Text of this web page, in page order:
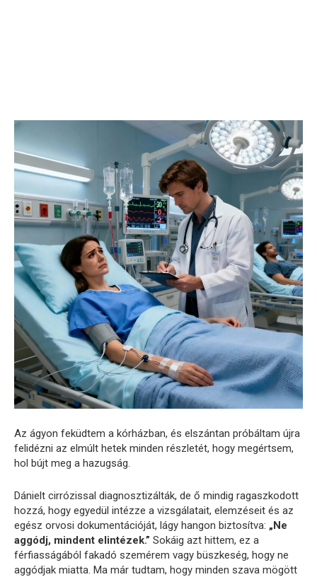
Az ágyon feküdtem a kórházban, és elszántan próbáltam újra
felidézni az elmúlt hetek minden részletét, hogy megértsem,
hol bújt meg a hazugság.
Dánielt cirrózissal diagnosztizálták, de ő mindig ragaszkodott
hozzá, hogy egyedül intézze a vizsgálatait, elemzéseit és az
egész orvosi dokumentációját, lágy hangon biztosítva: „Ne
aggódj, mindent elintézek.” Sokáig azt hittem, ez a
férfiasságából fakadó szemérem vagy büszkeség, hogy ne
aggódjak miatta. Ma már tudtam, hogy minden szava mögött